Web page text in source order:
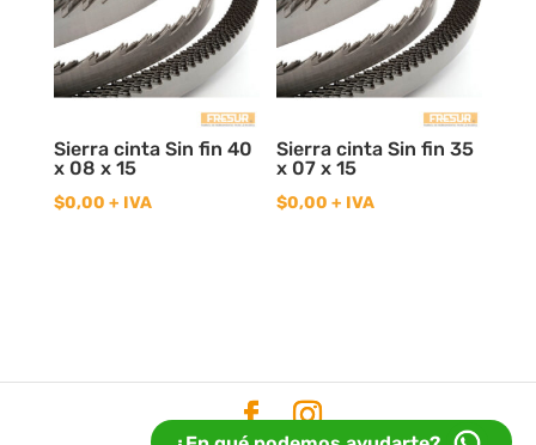
Sierra cinta Sin fin 40
x 08 x 15
$0,00 + IVA
Sierra cinta Sin fin 35
x 07 x 15
$0,00 + IVA